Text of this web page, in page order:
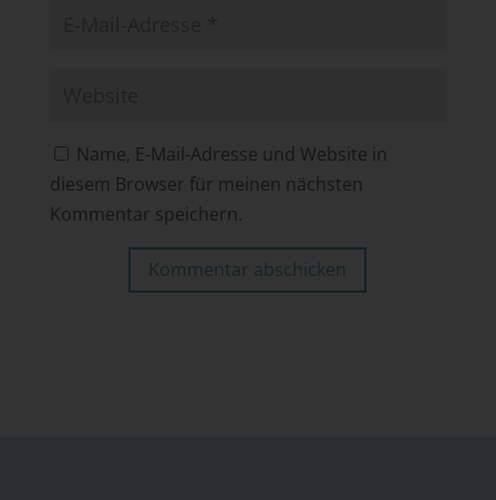
Name, E-Mail-Adresse und Website in
diesem Browser für meinen nächsten
Kommentar speichern.
Kommentar abschicken